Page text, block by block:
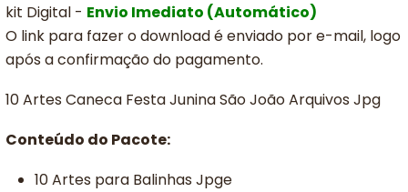
kit Digital - Envio Imediato (Automático)
O link para fazer o download é enviado por e-mail, logo
após a confirmação do pagamento.
10 Artes Caneca Festa Junina São João Arquivos Jpg
Conteúdo do Pacote:
10 Artes para Balinhas Jpge